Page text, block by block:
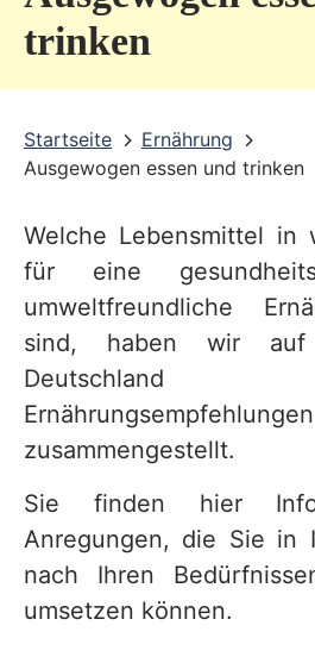
trinken
Startseite
Ernährung
Ausgewogen essen und trinken
Welche Lebensmittel in
für eine
umweltfreundliche
sind, haben wir
Deutschland
Ernährungsempfehlungen
zusammengestellt.
Sie finden hier
Anregungen, die Sie in
nach Ihren
umsetzen können.